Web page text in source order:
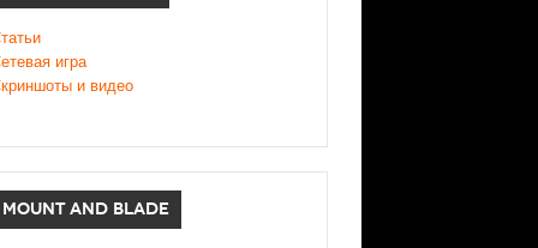
игра
и видео
MOUNT AND BLADE